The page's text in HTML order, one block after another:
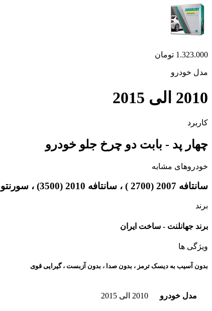
1.323.000 تومان
مدل خودرو
2010 الی 2015
کاربرد
چهار پد - بابت دو چرخ جلو خودرو
خودروهای مشابه
سانتافه 2007 (2700 ) ، سانتافه 2010 (3500) ، سورنتو 2010 ، کوراندو
برند
برند جهانلنت - ساخت ایران
ویژگی ها
بدون آسیب به دیسک ترمز ، بدون صدا ، بدون آزبست ، گیرایی قوی​
مدل خودرو 2010 الی 2015